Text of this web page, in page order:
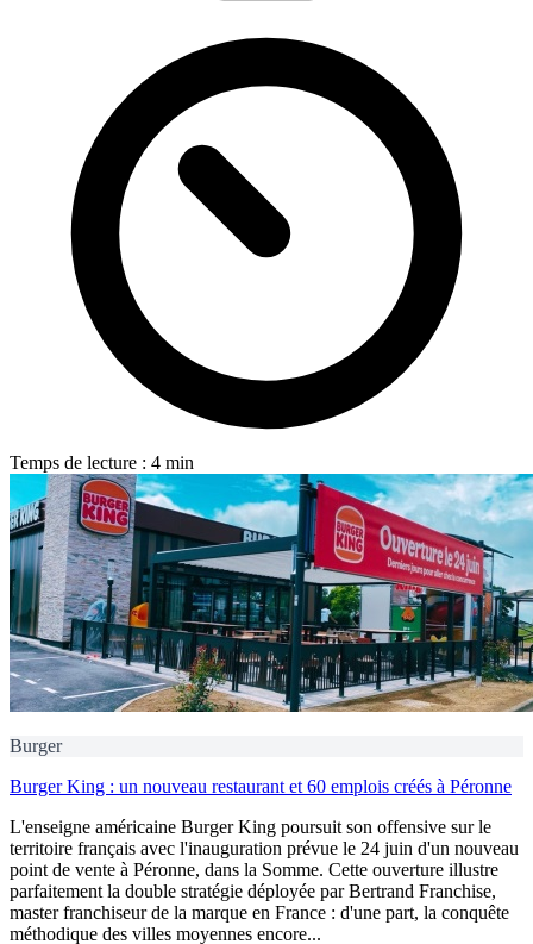
Temps de lecture : 4 min
Burger
Burger King : un nouveau restaurant et 60 emplois créés à Péronne
L'enseigne américaine Burger King poursuit son offensive sur le
territoire français avec l'inauguration prévue le 24 juin d'un nouveau
point de vente à Péronne, dans la Somme. Cette ouverture illustre
parfaitement la double stratégie déployée par Bertrand Franchise,
master franchiseur de la marque en France : d'une part, la conquête
méthodique des villes moyennes encore...